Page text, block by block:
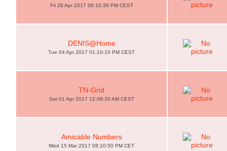
Fri 28 Apr 2017 06:10:39 PM CEST
DENIS@Home
Tue 04 Apr 2017 01:10:10 PM CEST
TN-Grid
Sat 01 Apr 2017 12:09:30 AM CEST
Amicable Numbers
Wed 15 Mar 2017 08:10:50 PM CET